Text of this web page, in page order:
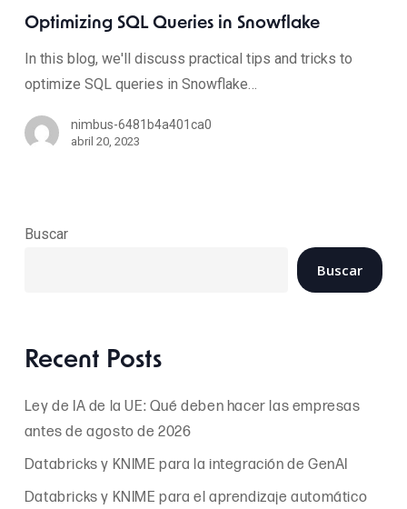
Optimizing SQL Queries in Snowflake
In this blog, we'll discuss practical tips and tricks to
optimize SQL queries in Snowflake…
nimbus-6481b4a401ca0
abril 20, 2023
Buscar
Buscar
Recent Posts
Ley de IA de la UE: Qué deben hacer las empresas
antes de agosto de 2026
Databricks y KNIME para la integración de GenAI
Databricks y KNIME para el aprendizaje automático